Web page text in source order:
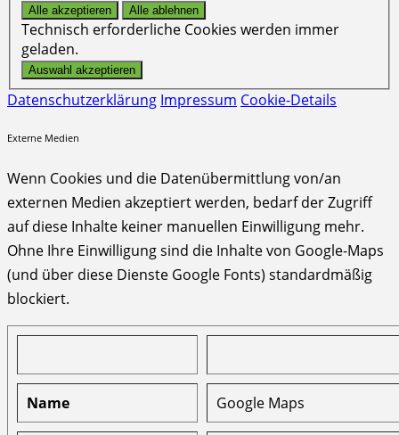
Technisch erforderliche Cookies werden immer
geladen.
Datenschutzerklärung Impressum Cookie-Details
Externe Medien
Wenn Cookies und die Datenübermittlung von/an
externen Medien akzeptiert werden, bedarf der Zugriff
auf diese Inhalte keiner manuellen Einwilligung mehr.
Ohne Ihre Einwilligung sind die Inhalte von Google-Maps
(und über diese Dienste Google Fonts) standardmäßig
blockiert.
Name Google Maps